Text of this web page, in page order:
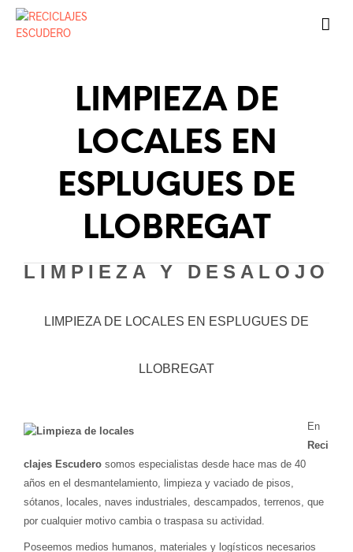
LIMPIEZA DE
LOCALES EN
ESPLUGUES DE
LLOBREGAT
LIMPIEZA Y DESALOJO
LIMPIEZA DE LOCALES EN ESPLUGUES DE
LLOBREGAT
En
Reci
clajes Escudero somos especialistas desde hace mas de 40
años en el desmantelamiento, limpieza y vaciado de pisos,
sótanos, locales, naves industriales, descampados, terrenos, que
por cualquier motivo cambia o traspasa su actividad.
Poseemos medios humanos, materiales y logísticos necesarios